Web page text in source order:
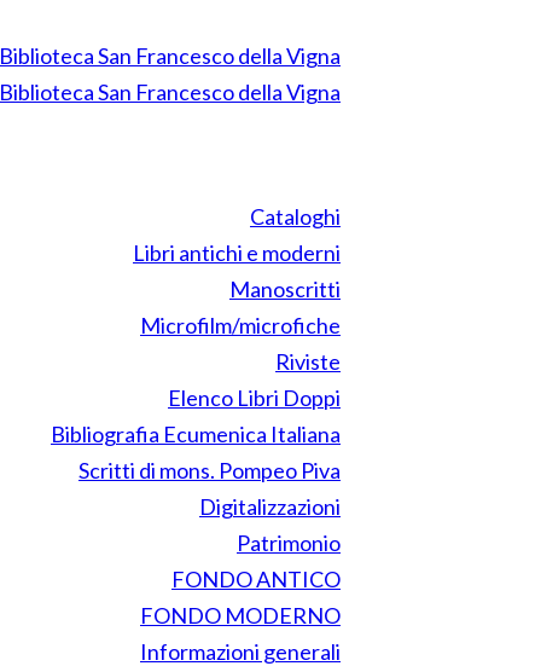
Cataloghi
Libri antichi e moderni
Manoscritti
Microfilm/microfiche
Riviste
Elenco Libri Doppi
Bibliografia Ecumenica Italiana
Scritti di mons. Pompeo Piva
Digitalizzazioni
Patrimonio
FONDO ANTICO
FONDO MODERNO
Informazioni generali